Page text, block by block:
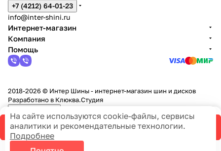
В корзину
+7 (4212) 64-01-23
info@inter-shini.ru
Интернет-магазин
Компания
Помощь
2018-2026 © Интер Шины - интернет-магазин шин и дисков
Разработано в Клюква.Студия
Правила продажи
На информационном ресурсе применяются
На сайте используются cookie-файлы, сервисы
аналитики и рекомендательные технологии.
Подробнее